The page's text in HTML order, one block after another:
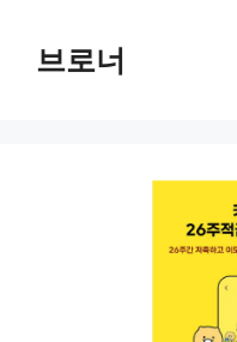
브로너